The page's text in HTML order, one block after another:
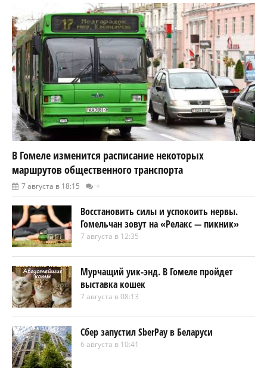
В Гомеле изменится расписание некоторых
маршрутов общественного транспорта
7 августа в 18:15 +
Восстановить силы и успокоить нервы.
Гомельчан зовут на «Релакс — пикник»
7 августа в 12:35
Мурчащий уик-энд. В Гомеле пройдет
выставка кошек
7 августа в 08:13
Сбер запустил SberPay в Беларуси
6 августа в 10:41